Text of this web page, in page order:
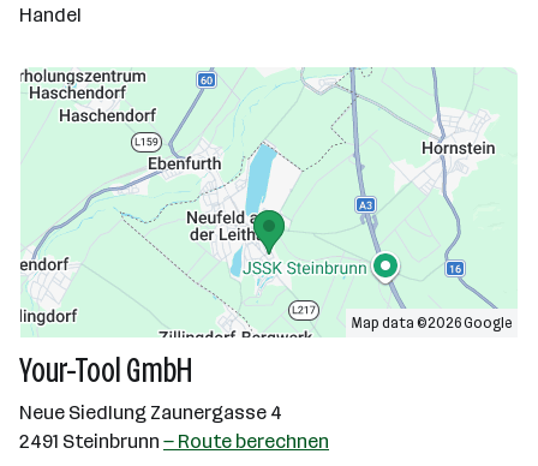
Handel
Map data ©2026 Google
Your-Tool GmbH
Neue Siedlung Zaunergasse 4
2491 Steinbrunn — Route berechnen